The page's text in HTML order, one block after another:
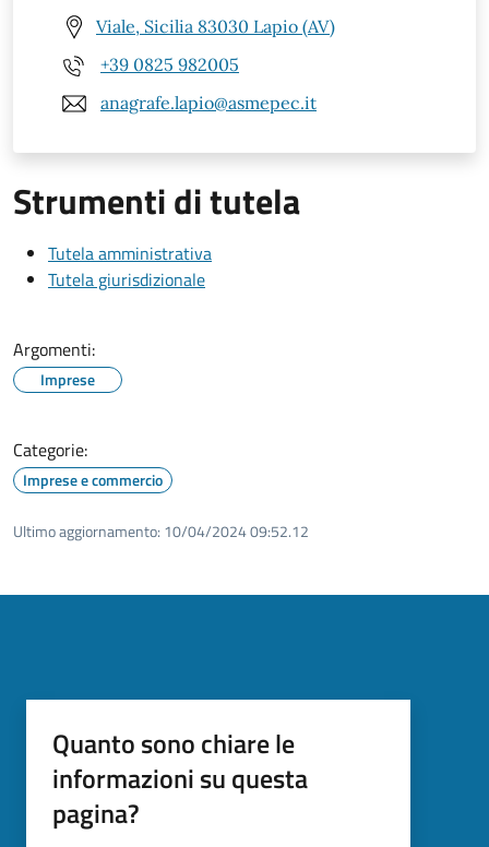
Viale, Sicilia 83030 Lapio (AV)
+39 0825 982005
anagrafe.lapio@asmepec.it
Strumenti di tutela
Tutela amministrativa
Tutela giurisdizionale
Argomenti:
Imprese
Categorie:
Imprese e commercio
Ultimo aggiornamento: 10/04/2024 09:52.12
Quanto sono chiare le
informazioni su questa
pagina?